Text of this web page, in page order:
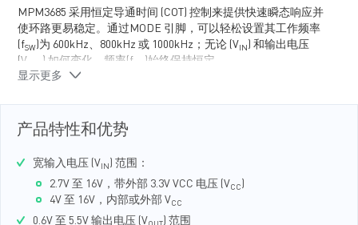
MPM3685 采用恒定导通时间 (COT) 控制来提供快速瞬态响应并
使环路更易稳定。通过MODE 引脚，可以轻松设置其工作频率
(fSW)为 600kHz、800kHz 或 1000kHz；无论 (V IN ) 和输出电压
(V
) 如何变化，频率(f )始终保持恒定。
OUT
该器件提供全集成非锁存保护功能，包括过流保护 (OCP)、过
MPM3685 采用紧凑型 FCM ECLGA-33 (5mmx5mmx2.76mm) 封
装。
显示更多
产品特性和优势
宽输入电压 (V IN ) 范围：
2.7V 至 16V，带外部 3.3V VCC 电压 (V CC )
4V 至 16V，内部或外部 V CC
0.6V 至 5.5V 输出电压 (V
) 范围